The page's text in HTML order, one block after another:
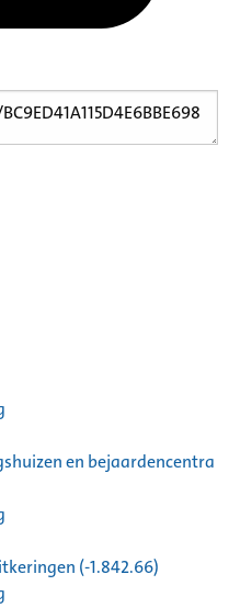
en bejaardencentra
(-1.842.66)